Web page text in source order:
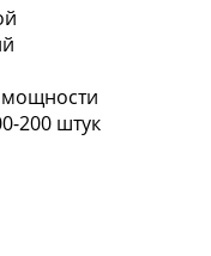
мощности
200 штук